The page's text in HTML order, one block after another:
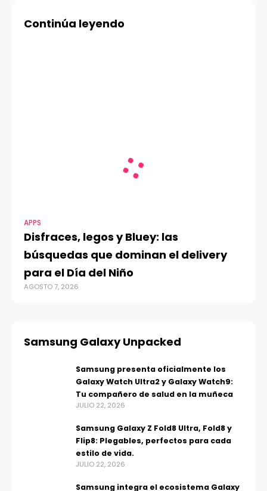
mundialera
Continúa leyendo
APPS
Disfraces, legos y Bluey: las
búsquedas que dominan el delivery
para el Día del Niño
AGOSTO 7, 2026
Samsung Galaxy Unpacked
Samsung presenta oficialmente los
Galaxy Watch Ultra2 y Galaxy Watch9:
Tu compañero de salud en la muñeca
JULIO 22, 2026
Samsung Galaxy Z Fold8 Ultra, Fold8 y
Flip8: Plegables, perfectos para cada
estilo de vida.
JULIO 22, 2026
Samsung integra el ecosistema Galaxy